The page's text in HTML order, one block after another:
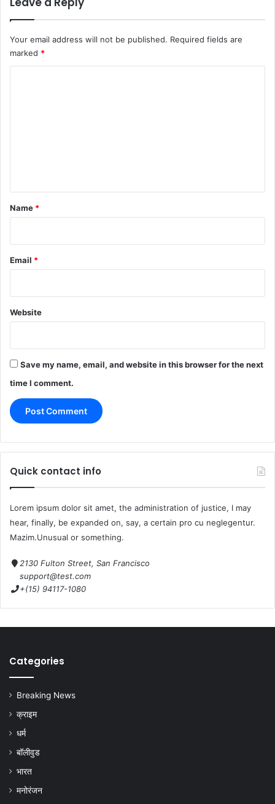
Your email address will not be published. Required fields are
marked *
*
Name *
Email *
Website
Save my name, email, and website in this browser for the next
time I comment.
Quick contact info
Lorem ipsum dolor sit amet, the administration of justice, I may
hear, finally, be expanded on, say, a certain pro cu neglegentur.
Mazim.Unusual or something.
2130 Fulton Street, San Francisco
support@test.com
+(15) 94117-1080
Categories
Breaking News
क्राइम
धर्म
बॉलीवुड
भारत
मनोरंजन